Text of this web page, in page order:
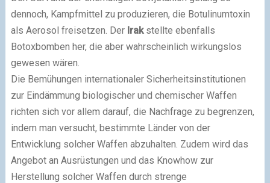
dennoch, Kampfmittel zu produzieren, die Botulinumtoxin
als Aerosol freisetzen. Der Irakstellte ebenfalls
Botoxbomben her, die aber wahrscheinlich wirkungslos
gewesen wären.
Die Bemühungen internationaler Sicherheitsinstitutionen
zur Eindämmung biologischer und chemischer Waffen
richten sich vor allem darauf, die Nachfrage zu begrenzen,
indem man versucht, bestimmte Länder von der
Entwicklung solcher Waffen abzuhalten. Zudem wird das
Angebot an Ausrüstungen und das Knowhow zur
Herstellung solcher Waffen durch strenge